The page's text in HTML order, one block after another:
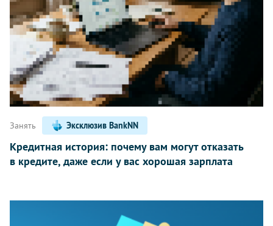
Занять Эксклюзив BankNN
Кредитная история: почему вам могут отказать
в кредите, даже если у вас хорошая зарплата